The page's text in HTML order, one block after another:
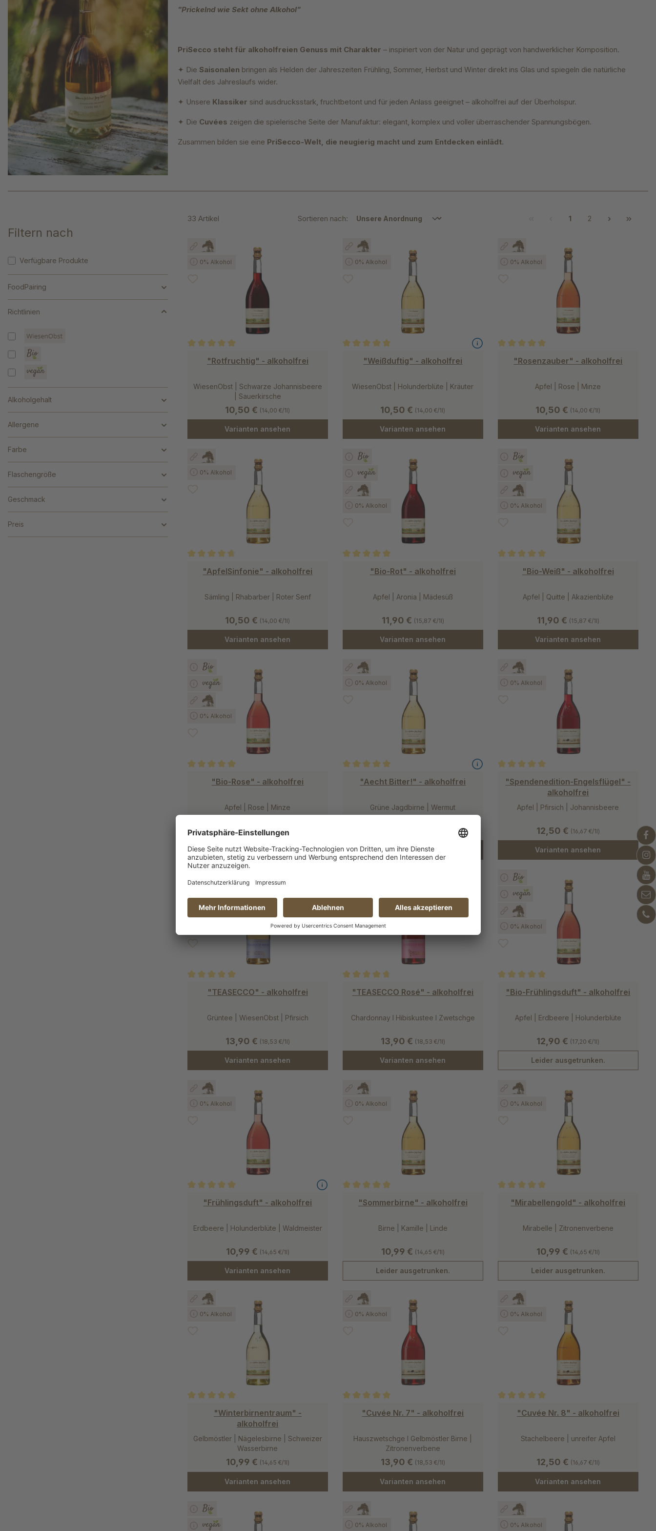
"Prickelnd wie Sekt ohne Alkohol"
PriSecco steht für alkoholfreien Genuss mit Charakter – inspiriert von der Natur und geprägt von handwerklicher Komposition.
✦ Die Saisonalen bringen als Helden der Jahreszeiten Frühling, Sommer, Herbst und Winter direkt ins Glas und spiegeln die natürliche
Vielfalt des Jahreslaufs wider.
✦ Unsere Klassiker sind ausdrucksstark, fruchtbetont und für jeden Anlass geeignet – alkoholfrei auf der Überholspur.
✦ Die Cuvées zeigen die spielerische Seite der Manufaktur: elegant, komplex und voller überraschender Spannungsbögen.
Zusammen bilden sie eine PriSecco-Welt, die neugierig macht und zum Entdecken einlädt.
Filtern nach
Verfügbare Produkte
FoodPairing
Richtlinien
Alkoholgehalt
Allergene
Farbe
Flaschengröße
Geschmack
Preis
33 Artikel Sortieren nach: 1 2
0% Alkohol
Durchschnittliche Bewertung von 5 von 5 Sternen
"Rotfruchtig" - alkoholfrei
WiesenObst | Schwarze Johannisbeere
| Sauerkirsche
10,50 € (14,00 €/1l)
Varianten ansehen
0% Alkohol
Durchschnittliche Bewertung von 5 von 5 Sternen
"Weißduftig" - alkoholfrei
WiesenObst | Holunderblüte | Kräuter
10,50 € (14,00 €/1l)
Varianten ansehen
0% Alkohol
Durchschnittliche Bewertung von 5 von 5
"Rosenzauber" - alkoholfrei
Apfel | Rose | Minze
10,50 € (14,00 €/1l)
Varianten ansehen
0% Alkohol
Durchschnittliche Bewertung von 4.7 von 5 Sternen
"ApfelSinfonie" - alkoholfrei
Sämling | Rhabarber | Roter Senf
10,50 € (14,00 €/1l)
Varianten ansehen
0% Alkohol
Durchschnittliche Bewertung von 5 von 5 Sternen
"Bio-Rot" - alkoholfrei
Apfel | Aronia | Mädesüß
11,90 € (15,87 €/1l)
Varianten ansehen
0% Alkohol
Durchschnittliche Bewertung von 5 von 5
"Bio-Weiß" - alkoholfrei
Apfel | Quitte | Akazienblüte
11,90 € (15,87 €/1l)
Varianten ansehen
0% Alkohol
Durchschnittliche Bewertung von 5 von 5 Sternen
"Bio-Rose" - alkoholfrei
Apfel | Rose | Minze
11,90 €(15,87 €/1l)
Varianten ansehen
0% Alkohol
Durchschnittliche Bewertung von 5 von 5 Sternen
"Aecht Bitter!" - alkoholfrei
Grüne Jagdbirne | Wermut
Varianten ansehen
0% Alkohol
Durchschnittliche Bewertung von 5 von 5
"Spendenedition-Engelsflügel" -
alkoholfrei
Apfel | Pfirsich | Johannisbeere
12,50 € (16,67 €/1l)
Varianten ansehen
Durchschnittliche Bewertung von 5 von 5 Sternen
"TEASECCO" - alkoholfrei
Grüntee | WiesenObst | Pfirsich
13,90 € (18,53 €/1l)
Varianten ansehen
Durchschnittliche Bewertung von 4.7 von 5 Sternen
"TEASECCO Rosé" - alkoholfrei
Chardonnay I Hibiskustee I Zwetschge
13,90 € (18,53 €/1l)
Varianten ansehen
0% Alkohol
Durchschnittliche Bewertung von 5 von 5
"Bio-Frühlingsduft" - alkoholfrei
Apfel | Erdbeere | Holunderblüte
12,90 € (17,20 €/1l)
Leider ausgetrunken.
0% Alkohol
Durchschnittliche Bewertung von 5 von 5 Sternen
"Frühlingsduft" - alkoholfrei
Erdbeere | Holunderblüte | Waldmeister
10,99 € (14,65 €/1l)
Varianten ansehen
0% Alkohol
Durchschnittliche Bewertung von 5 von 5 Sternen
"Sommerbirne" - alkoholfrei
Birne | Kamille | Linde
10,99 € (14,65 €/1l)
Leider ausgetrunken.
0% Alkohol
Durchschnittliche Bewertung von 5 von 5
"Mirabellengold" - alkoholfrei
Mirabelle | Zitronenverbene
10,99 € (14,65 €/1l)
Leider ausgetrunken.
0% Alkohol
Durchschnittliche Bewertung von 5 von 5 Sternen
"Winterbirnentraum" -
alkoholfrei
Gelbmöstler | Nägelesbirne | Schweizer
Wasserbirne
10,99 € (14,65 €/1l)
Varianten ansehen
0% Alkohol
Durchschnittliche Bewertung von 5 von 5 Sternen
"Cuvée Nr. 7" - alkoholfrei
Hauszwetschge l Gelbmöstler Birne |
Zitronenverbene
13,90 € (18,53 €/1l)
Varianten ansehen
0% Alkohol
Durchschnittliche Bewertung von 5 von 5
"Cuvée Nr. 8" - alkoholfrei
Stachelbeere | unreifer Apfel
12,50 € (16,67 €/1l)
Varianten ansehen
0% Alkohol 0% Alkohol